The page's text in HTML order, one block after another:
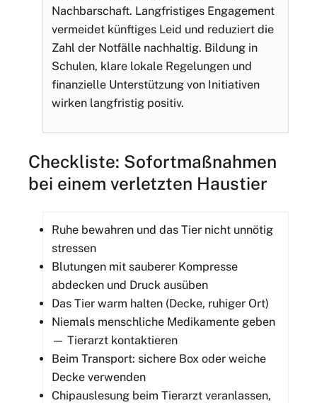
Nachbarschaft. Langfristiges Engagement
vermeidet künftiges Leid und reduziert die
Zahl der Notfälle nachhaltig. Bildung in
Schulen, klare lokale Regelungen und
finanzielle Unterstützung von Initiativen
wirken langfristig positiv.
Checkliste: Sofortmaßnahmen
bei einem verletzten Haustier
Ruhe bewahren und das Tier nicht unnötig
stressen
Blutungen mit sauberer Kompresse
abdecken und Druck ausüben
Das Tier warm halten (Decke, ruhiger Ort)
Niemals menschliche Medikamente geben
— Tierarzt kontaktieren
Beim Transport: sichere Box oder weiche
Decke verwenden
Chipauslesung beim Tierarzt veranlassen,